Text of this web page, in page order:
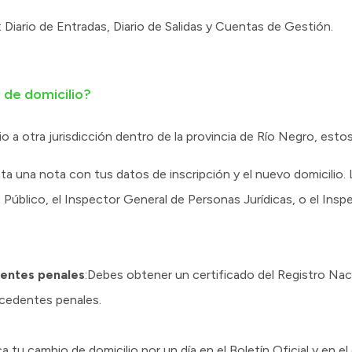
: Diario de Entradas, Diario de Salidas y Cuentas de Gestión.
de domicilio?
a otra jurisdicción dentro de la provincia de Río Negro,
una nota con tus datos de inscripción y el nuevo domicilio.
el Inspector General de Personas Jurídicas, o el
penales:Debes obtener un certificado del Registro
penales.